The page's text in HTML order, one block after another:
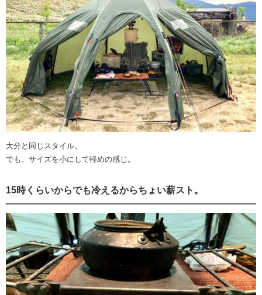
大分と同じスタイル。
でも、サイズを小にして軽めの感じ。
15時くらいからでも冷えるからちょい薪スト。